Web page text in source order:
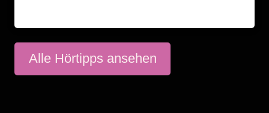
Alle Hörtipps ansehen